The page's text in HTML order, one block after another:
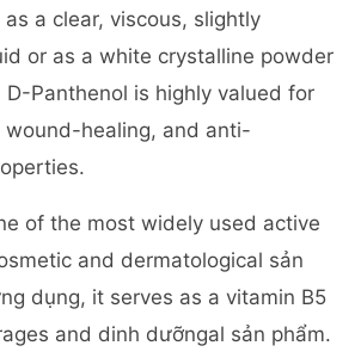
a clear, viscous, slightly
or as a white crystalline powder
D-Panthenol is highly valued for
wound-healing, and anti-
of the most widely used active
and dermatological sản
dụng, it serves as a vitamin B5
and dinh dưỡngal sản phẩm.